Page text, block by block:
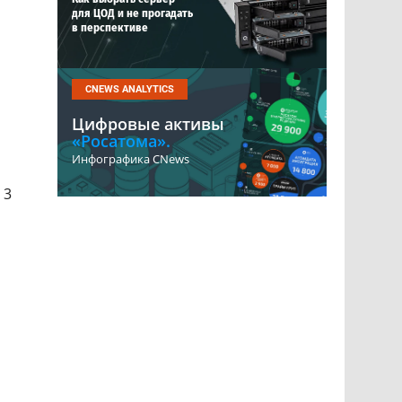
3
для ЦОД и не прогадать
в перспективе
CNEWS ANALYTICS
Цифровые активы
«Росатома».
Инфографика CNews